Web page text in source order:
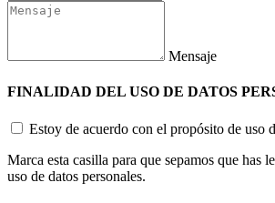
Mensaje
FINALIDAD DEL USO DE DATOS
Estoy de acuerdo con el propósito de uso
Marca esta casilla para que sepamos que has
uso de datos personales.